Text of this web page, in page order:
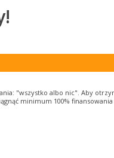
"wszystko albo nic". Aby
minimum 100% finansowania